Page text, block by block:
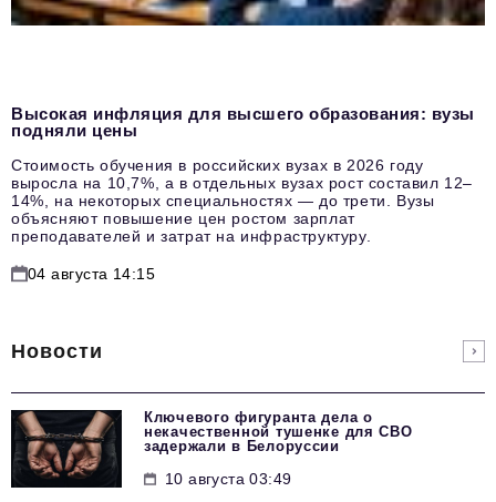
Высокая инфляция для высшего образования: вузы
подняли цены
Стоимость обучения в российских вузах в 2026 году
выросла на 10,7%, а в отдельных вузах рост составил 12–
14%, на некоторых специальностях — до трети. Вузы
объясняют повышение цен ростом зарплат
преподавателей и затрат на инфраструктуру.
04 августа 14:15
Новости
Ключевого фигуранта дела о
некачественной тушенке для СВО
задержали в Белоруссии
10 августа 03:49